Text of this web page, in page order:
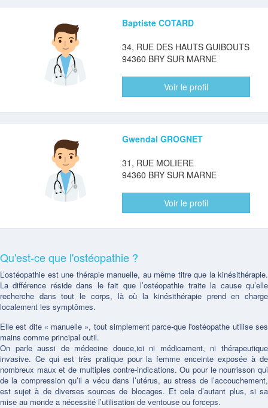
Baptiste COTARD
34, RUE DES HAUTS GUIBOUTS
94360 BRY SUR MARNE
Voir le profil
Gwendal GROGNET
31, RUE MOLIERE
94360 BRY SUR MARNE
Voir le profil
Qu'est-ce que l'ostéopathie ?
L’ostéopathie est une thérapie manuelle, au même titre que la kinésithérapie.
La différence réside dans le fait que l’ostéopathie traite la cause qu’elle
recherche dans tout le corps, là où la kinésithérapie prend en charge
localement les symptômes.
Elle est dite « manuelle », tout simplement parce-que l'ostéopathe utilise ses
mains comme principal outil.
On parle aussi de médecine douce,ici ni médicament, ni thérapeutique
invasive. Ce qui est très pratique pour la femme enceinte exposée à de
nombreux maux et de multiples contre-indications. Ou pour le nourrisson qui
de la compression qu’il a vécu dans l’utérus, au stress de l’accouchement,
est sujet à de diverses sources de blocages. Et cela d’autant plus, si sa
mise au monde a nécessité l’utilisation de ventouse ou forceps.